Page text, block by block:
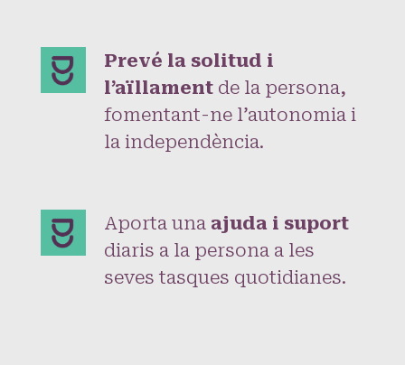
Prevé la solitud i
l’aïllamentde la persona,
fomentant-ne l’autonomia i
la independència.
Aporta una ajuda i suport
diaris a la persona a les
seves tasques quotidianes.